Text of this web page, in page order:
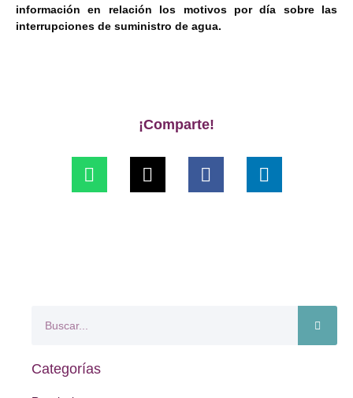
información en relación los motivos por día sobre las
interrupciones de suministro de agua.
¡Comparte!
Categorías